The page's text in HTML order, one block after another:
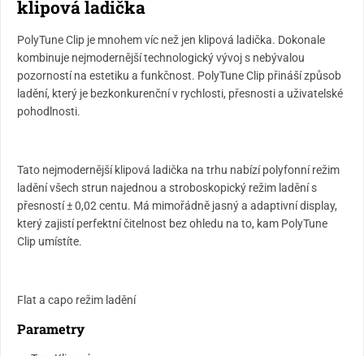
klipová ladička
PolyTune Clip je mnohem víc než jen klipová ladička. Dokonale
kombinuje nejmodernější technologický vývoj s nebývalou
pozorností na estetiku a funkčnost. PolyTune Clip přináší způsob
ladění, který je bezkonkurenční v rychlosti, přesnosti a uživatelské
pohodlnosti.
Tato nejmodernější klipová ladička na trhu nabízí polyfonní režim
ladění všech strun najednou a stroboskopický režim ladění s
přesností ± 0,02 centu. Má mimořádně jasný a adaptivní display,
který zajistí perfektní čitelnost bez ohledu na to, kam PolyTune
Clip umístíte.
Flat a capo režim ladění
Parametry